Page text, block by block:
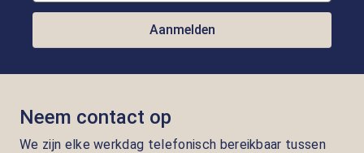
Aanmelden
Neem contact op
We zijn elke werkdag telefonisch bereikbaar tussen